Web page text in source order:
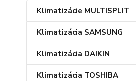
Klimatizácie MULTISPLIT
Klimatizácia SAMSUNG
Klimatizácia DAIKIN
Klimatizácia TOSHIBA